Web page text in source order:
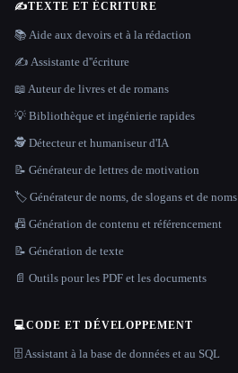
✍️TEXTE ET ÉCRITURE
📚 Aide aux devoirs et à la rédaction
✍️ Assistante d''écriture
📖 Auteur de livres et de romans
💡 Bibliothèque et ingénierie rapides
🕵️ Détecteur et humaniseur d'IA
📝 Générateur de lettres de motivation
🏷️ Générateur de noms, de slogans et de noms
📠 Génération de contenu et référencement
📝 Génération de texte
📄 Outils pour les PDF et les documents
💻CODE ET DÉVELOPPEMENT
🗄️ Assistant à la base de données et au SQL